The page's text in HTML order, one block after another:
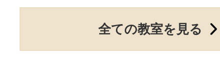
全ての教室を見る